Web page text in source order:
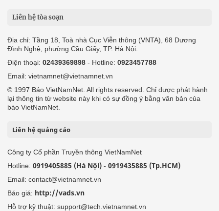
Liên hệ tòa soạn
Địa chỉ: Tầng 18, Toà nhà Cục Viễn thông (VNTA), 68 Dương
Đình Nghệ, phường Cầu Giấy, TP. Hà Nội.
Điện thoại: 02439369898 - Hotline: 0923457788
Email: vietnamnet@vietnamnet.vn
© 1997 Báo VietNamNet. All rights reserved. Chỉ được phát hành
lại thông tin từ website này khi có sự đồng ý bằng văn bản của
báo VietNamNet.
Liên hệ quảng cáo
Công ty Cổ phần Truyền thông VietNamNet
Hotline: 0919405885 (Hà Nội) - 0919435885 (Tp.HCM)
Email: contact@vietnamnet.vn
Báo giá: http://vads.vn
Hỗ trợ kỹ thuật: support@tech.vietnamnet.vn